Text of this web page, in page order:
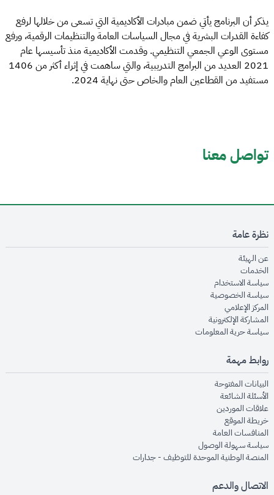
يذكر أن البرنامج يأتي ضمن مبادرات الأكاديمية التي تسعى من خلالها لرفع
كفاءة القدرات البشرية في مجال السياسات العامة والتنظيمات الرقمية، ورفع
مستوى الوعي الجمعي التنظيمي. وقدمت الأكاديمية منذ تأسيسها عام
2021 العديد من البرامج التدريبية، والتي ساهمت في إثراء أكثر من 1406
مستفيد من القطاعين العام والخاص حتى نهاية 2024.
تواصل معنا
نظرة عامة
عن الهيئةopens in new window
الخدماتopens in new window
سياسة الاستخدام
سياسة الخصوصيةopens in new window
المركز الإعلاميopens in new window
المشاركة الإلكترونيةopens in new window
سياسة حرية المعلوماتopens in new window
روابط مهمة
البيانات المفتوحةopens in new window
الأسئلة الشائعةopens in new window
علاقات الموردينopens in new window
خريطة الموقعopens in new window
المنافسات العامةopens in new window
سياسة سهولة الوصولopens in new window
المنصة الوطنية الموحدة للتوظيف - جداراتopens in new window
الاتصال والدعم